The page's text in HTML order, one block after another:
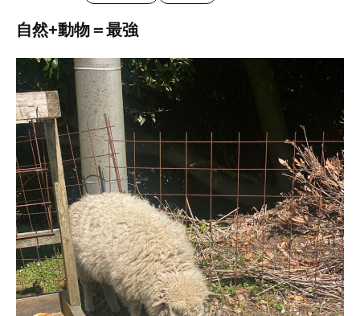
イン
フェ
自然+動物＝最強